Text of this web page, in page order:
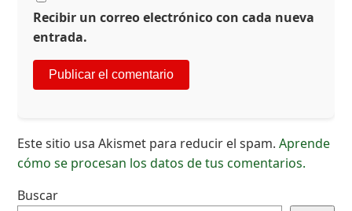
Recibir un correo electrónico con cada nueva
entrada.
Este sitio usa Akismet para reducir el spam.Aprende
cómo se procesan los datos de tus comentarios.
Buscar